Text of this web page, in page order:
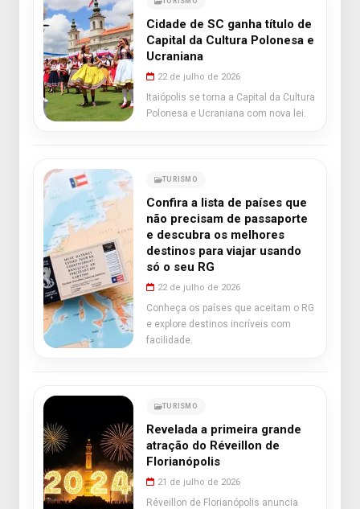
Cidade de SC ganha título de
Capital da Cultura Polonesa e
Ucraniana
22 de julho de 2026
Itaiópolis se torna a Capital da Cultura
Polonesa e Ucraniana com nova lei.
TURISMO
Confira a lista de países que
não precisam de passaporte
e descubra os melhores
destinos para viajar usando
só o seu RG
22 de julho de 2026
Conheça os países que aceitam o RG
e explore destinos incríveis com
facilidade.
TURISMO
Revelada a primeira grande
atração do Réveillon de
Florianópolis
21 de julho de 2026
Réveillon de Florianópolis anuncia